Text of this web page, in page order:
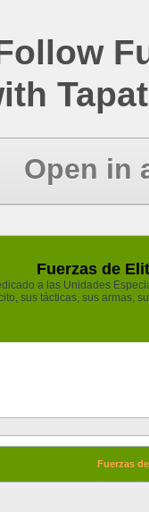
Open in
Fuerzas de
a las Unidades
sus tácticas, sus armas,
Fuerzas